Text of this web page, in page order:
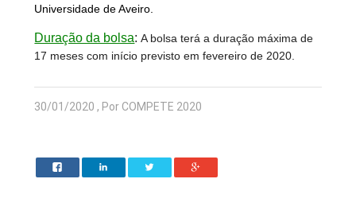
Universidade de Aveiro.
Duração da bolsa: A bolsa terá a duração máxima de
17 meses com início previsto em fevereiro de 2020.
30/01/2020 , Por COMPETE 2020